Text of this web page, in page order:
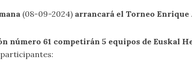
(08-09-2024) arrancará el Torneo Enrique
número 61 competirán 5 equipos de Euskal